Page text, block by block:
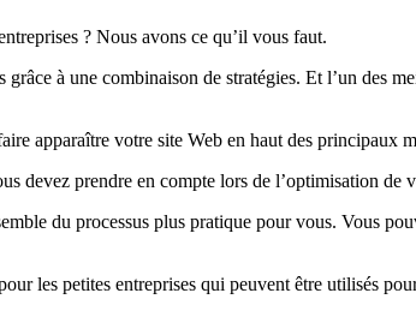
? Nous avons ce qu’il vous faut.
à une combinaison de stratégies. Et l’un des
apparaître votre site Web en haut des principaux
devez prendre en compte lors de l’optimisation
du processus plus pratique pour vous. Vous
les petites entreprises qui peuvent être utilisés